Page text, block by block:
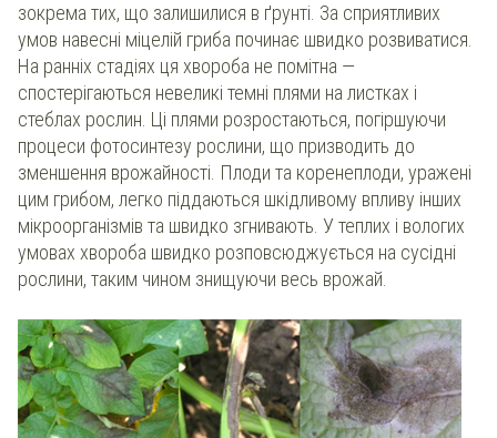
зокрема тих, що залишилися в ґрунті. За сприятливих
умов навесні міцелій гриба починає швидко розвиватися.
На ранніх стадіях ця хвороба не помітна —
спостерігаються невеликі темні плями на листках і
стеблах рослин. Ці плями розростаються, погіршуючи
процеси фотосинтезу рослини, що призводить до
зменшення врожайності. Плоди та коренеплоди, уражені
цим грибом, легко піддаються шкідливому впливу інших
мікроорганізмів та швидко згнивають. У теплих і вологих
умовах хвороба швидко розповсюджується на сусідні
рослини, таким чином знищуючи весь врожай.